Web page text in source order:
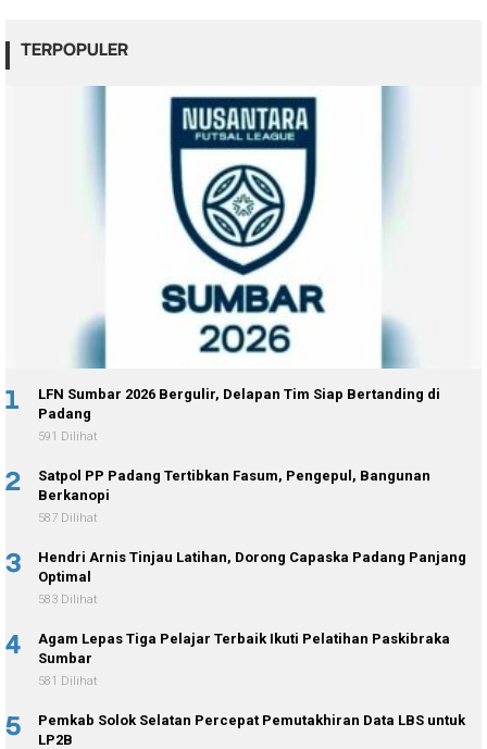
TERPOPULER
1
LFN Sumbar 2026 Bergulir, Delapan Tim Siap Bertanding di
Padang
591 Dilihat
2
Satpol PP Padang Tertibkan Fasum, Pengepul, Bangunan
Berkanopi
587 Dilihat
3
Hendri Arnis Tinjau Latihan, Dorong Capaska Padang Panjang
Optimal
583 Dilihat
4
Agam Lepas Tiga Pelajar Terbaik Ikuti Pelatihan Paskibraka
Sumbar
581 Dilihat
5
Pemkab Solok Selatan Percepat Pemutakhiran Data LBS untuk
LP2B